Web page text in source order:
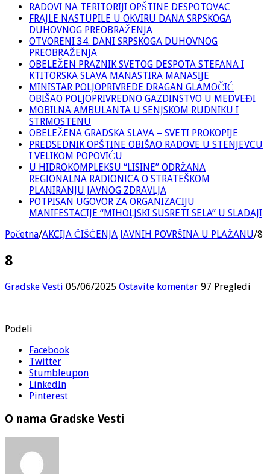
RADOVI NA TERITORIJI OPŠTINE DESPOTOVAC
FRAJLE NASTUPILE U OKVIRU DANA SRPSKOGA
DUHOVNOG PREOBRAŽENJA
OTVORENI 34. DANI SRPSKOGA DUHOVNOG
PREOBRAŽENJA
OBELEŽEN PRAZNIK SVETOG DESPOTA STEFANA I
KTITORSKA SLAVA MANASTIRA MANASIJE
MINISTAR POLJOPRIVREDE DRAGAN GLAMOČIĆ
OBIŠAO POLJOPRIVREDNO GAZDINSTVO U MEDVEĐI
MOBILNA AMBULANTA U SENJSKOM RUDNIKU I
STRMOSTENU
OBELEŽENA GRADSKA SLAVA – SVETI PROKOPIJE
PREDSEDNIK OPŠTINE OBIŠAO RADOVE U STENJEVCU
I VELIKOM POPOVIĆU
U HIDROKOMPLEKSU “LISINE” ODRŽANA
REGIONALNA RADIONICA O STRATEŠKOM
PLANIRANJU JAVNOG ZDRAVLJA
POTPISAN UGOVOR ZA ORGANIZACIJU
MANIFESTACIJE “MIHOLJSKI SUSRETI SELA” U SLADAJI
Početna/AKCIJA ČIŠĆENJA JAVNIH POVRŠINA U PLAŽANU/8
8
Gradske Vesti 05/06/2025 Ostavite komentar 97 Pregledi
Podeli
Facebook
Twitter
Stumbleupon
LinkedIn
Pinterest
O nama Gradske Vesti